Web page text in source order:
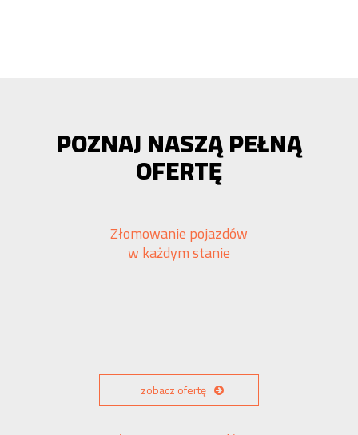
POZNAJ NASZĄ PEŁNĄ
OFERTĘ
Złomowanie pojazdów
w każdym stanie
zobacz ofertę